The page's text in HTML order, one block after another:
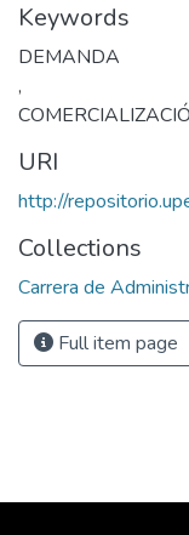
Keywords
DEMANDA
,
URI
http://
Collections
Carrera de
Full item page